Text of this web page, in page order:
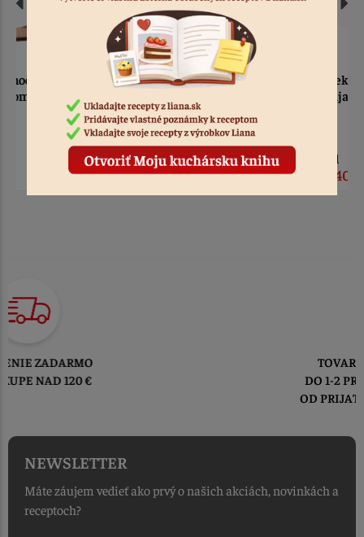
Veľkonočný zajac s
vajíčkom a kvetmi
Kód: 1924
Dekorácia veľkonočný
od
3,40 €
NEWSLETTER
Máte záujem vedieť ako prvý o našich akciách, novinkách a
receptoch?